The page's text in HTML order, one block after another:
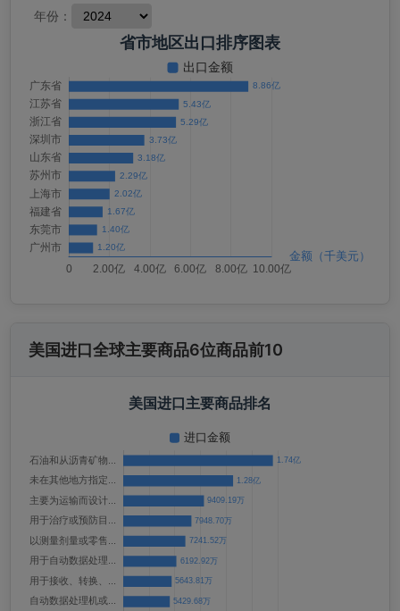
年份：
美国进口全球主要商品6位商品前10